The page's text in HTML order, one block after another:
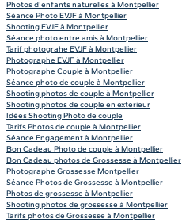
Photos d'enfants naturelles à Montpellier
Séance Photo EVJF à Montpellier
Shooting EVJF à Montpellier
Séance photo entre amis à Montpellier
Tarif photograhe EVJF à Montpellier
Photographe EVJF à Montpellier
Photographe Couple à Montpellier
Séance photo de couple à Montpellier
Shooting photos de couple à Montpellier
Shooting photos de couple en exterieur
Idées Shooting Photo de couple
Tarifs Photos de couple à Montpellier
Séance Engagement à Montpellier
Bon Cadeau Photo de couple à Montpellier
Bon Cadeau photos de Grossesse à Montpellier
Photographe Grossesse Montpellier
Séance Photos de Grossesse à Montpellier
Photos de grossesse à Montpellier
Shooting photos de grossesse à Montpellier
Tarifs photos de Grossesse à Montpellier